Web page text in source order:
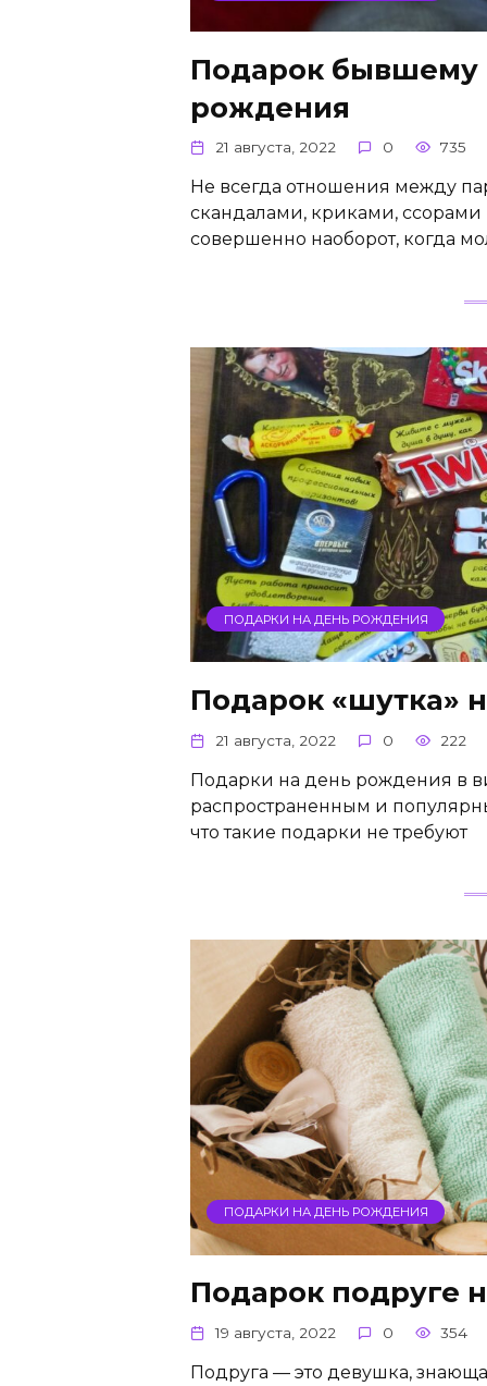
Подарок бывшему
рождения
21 августа, 2022 0 735
Не всегда отношения между
скандалами, криками,
совершенно наоборот, когда
ПОДАРКИ НА ДЕНЬ РОЖДЕНИЯ
Подарок «шутка»
21 августа, 2022 0 222
Подарки на день рождения в
распространенным и
что такие подарки не требуют
ПОДАРКИ НА ДЕНЬ РОЖДЕНИЯ
Подарок подруге
19 августа, 2022 0 354
Подруга — это девушка,